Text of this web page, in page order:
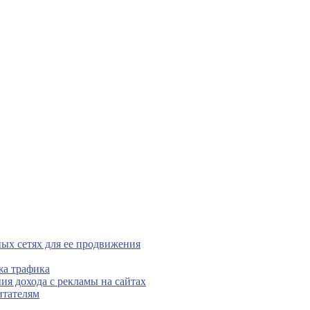
сетях для ее продвижения
трафика
дохода с рекламы на сайтах